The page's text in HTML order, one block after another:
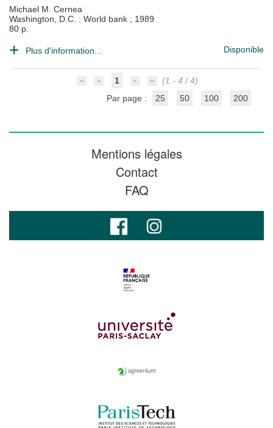
Michael M. Cernea
Washington, D.C. : World bank ; 1989
80 p.
Plus d'information... Disponible
1
(1 - 4 / 4)
Par page :
25 50 100 200
Mentions légales
Contact
FAQ